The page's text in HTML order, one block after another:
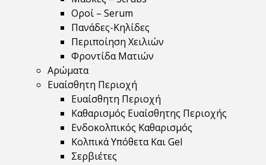
Οροί – Serum
Πανάδες-Κηλίδες
Περιποίηση Χειλιών
Φροντίδα Ματιών
Αρώματα
Ευαίσθητη Περιοχή
Ευαίσθητη Περιοχή
Καθαρισμός Ευαίσθητης Περιοχής
Ενδοκολπικός Καθαρισμός
Κολπικά Υπόθετα Και Gel
Σερβιέτες